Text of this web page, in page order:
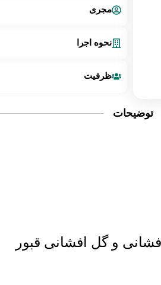
مجری
نحوه اجرا
ظرفیت
توضیحات
و گل افشانی قبور